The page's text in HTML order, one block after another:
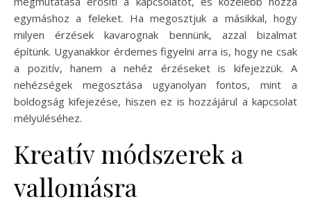
egymáshoz a feleket. Ha megosztjuk a másikkal, hogy
milyen érzések kavarognak bennünk, azzal bizalmat
építünk. Ugyanakkor érdemes figyelni arra is, hogy ne csak
a pozitív, hanem a nehéz érzéseket is kifejezzük. A
nehézségek megosztása ugyanolyan fontos, mint a
boldogság kifejezése, hiszen ez is hozzájárul a kapcsolat
mélyüléséhez.
Kreatív módszerek a
vallomásra